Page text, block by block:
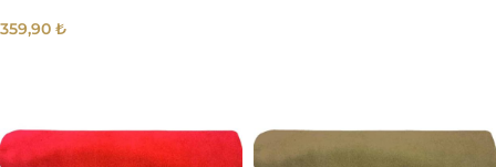
359,90 ₺